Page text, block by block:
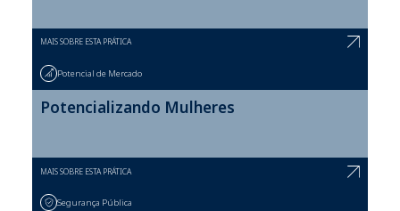
MAIS SOBRE ESTA PRÁTICA
Potencial de Mercado
Potencializando Mulheres
MAIS SOBRE ESTA PRÁTICA
Segurança Pública